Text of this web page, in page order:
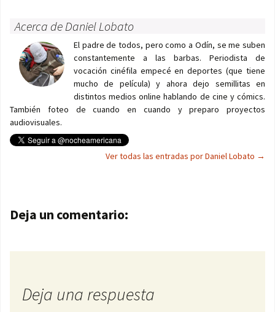
Acerca de Daniel Lobato
El padre de todos, pero como a Odín, se me suben
constantemente a las barbas. Periodista de
vocación cinéfila empecé en deportes (que tiene
mucho de película) y ahora dejo semillitas en
distintos medios online hablando de cine y cómics.
También foteo de cuando en cuando y preparo proyectos
audiovisuales.
Ver todas las entradas por Daniel Lobato →
Navegación de entradas
Deja un comentario:
Deja una respuesta